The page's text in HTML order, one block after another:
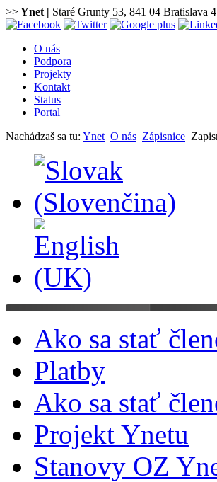
>>Ynet | Staré Grunty 53, 841 04 Bratislava 4
O nás
Podpora
Projekty
Kontakt
Status
Portal
Nachádzaš sa tu: Ynet O nás Zápisnice
Ako sa stať
Platby
Ako sa stať
Projekt Ynetu
Stanovy OZ